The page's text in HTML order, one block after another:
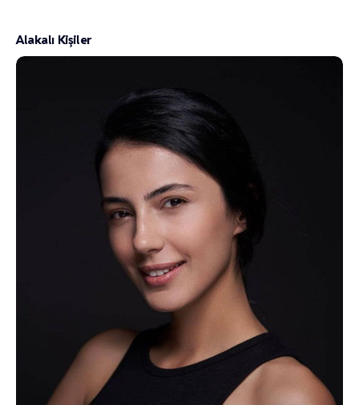
Alakalı Kişiler